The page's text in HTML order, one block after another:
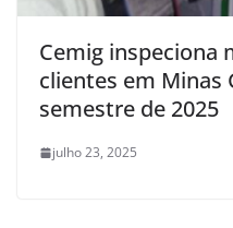
Cemig inspeciona
clientes em Minas
semestre de 2025
julho 23, 2025